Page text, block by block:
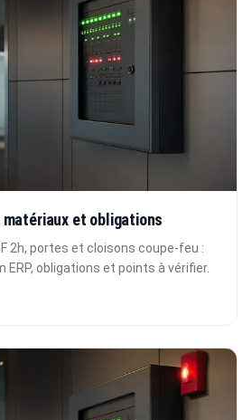
matériaux et obligations
2h, portes et cloisons coupe-feu :
ERP, obligations et points à vérifier.